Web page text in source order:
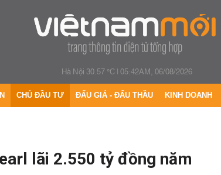
Hà Nội 30.57 °C|05:42AM, 06/08/2026
CHỦ ĐẦU TƯ ĐẤU GIÁ - ĐẤU THẦU KINH DOANH
lãi 2.550 tỷ đồng năm